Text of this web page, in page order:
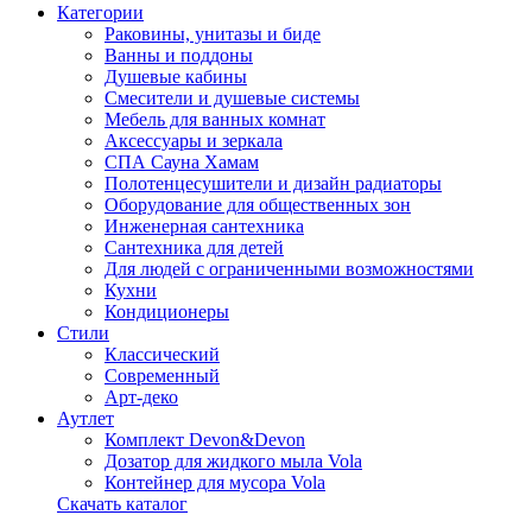
Категории
Раковины, унитазы и биде
Ванны и поддоны
Душевые кабины
Смесители и душевые системы
Мебель для ванных комнат
Аксессуары и зеркала
СПА Сауна Хамам
Полотенцесушители и дизайн радиаторы
Оборудование для общественных зон
Инженерная сантехника
Сантехника для детей
Для людей с ограниченными возможностями
Кухни
Кондиционеры
Стили
Классический
Современный
Арт-деко
Аутлет
Комплект Devon&Devon
Дозатор для жидкого мыла Vola
Контейнер для мусора Vola
Скачать каталог